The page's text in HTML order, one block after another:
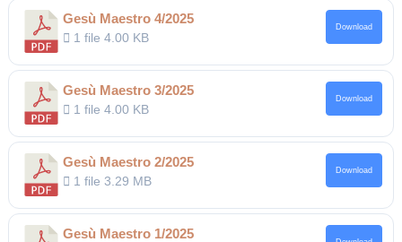
Gesù Maestro 4/2025
1 file4.00 KB
Download
Gesù Maestro 3/2025
1 file4.00 KB
Download
Gesù Maestro 2/2025
1 file3.29 MB
Download
Gesù Maestro 1/2025